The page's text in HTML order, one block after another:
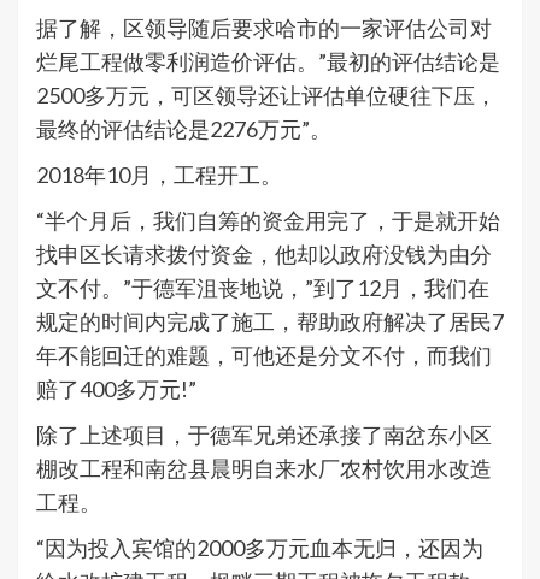
据了解，区领导随后要求哈市的一家评估公司对
烂尾工程做零利润造价评估。”最初的评估结论是
2500多万元，可区领导还让评估单位硬往下压，
最终的评估结论是2276万元”。
2018年10月，工程开工。
“半个月后，我们自筹的资金用完了，于是就开始
找申区长请求拨付资金，他却以政府没钱为由分
文不付。”于德军沮丧地说，”到了12月，我们在
规定的时间内完成了施工，帮助政府解决了居民7
年不能回迁的难题，可他还是分文不付，而我们
赔了400多万元!”
除了上述项目，于德军兄弟还承接了南岔东小区
棚改工程和南岔县晨明自来水厂农村饮用水改造
工程。
“因为投入宾馆的2000多万元血本无归，还因为